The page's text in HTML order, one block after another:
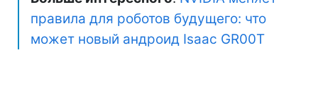
правила для роботов будущего: что
может новый андроид Isaac GR00T